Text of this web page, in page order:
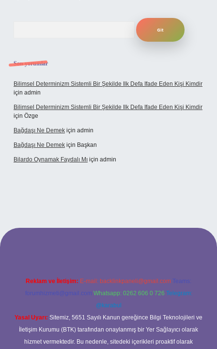
Son yorumlar
Bilimsel Determinizm Sistemli Bir Şekilde Ilk Defa Ifade Eden Kişi Kimdir
için admin
Bilimsel Determinizm Sistemli Bir Şekilde Ilk Defa Ifade Eden Kişi Kimdir
için Özge
Bağdaşı Ne Demek için admin
Bağdaşı Ne Demek için Başkan
Bilardo Oynamak Faydalı Mı için admin
bahis sitesi
Reklam ve İletişim: E-mail: backlinkpaneli@gmail.com Teams:
forumhizmeti@gmail.com Whatsapp: 0262 606 0 726 Telegram:
@karabul
Yasal Uyarı: Sitemiz, 5651 Sayılı Kanun gereğince Bilgi Teknolojileri ve
İletişim Kurumu (BTK) tarafından onaylanmış bir Yer Sağlayıcı olarak
hizmet vermektedir. Bu nedenle, sitedeki içerikleri proaktif olarak